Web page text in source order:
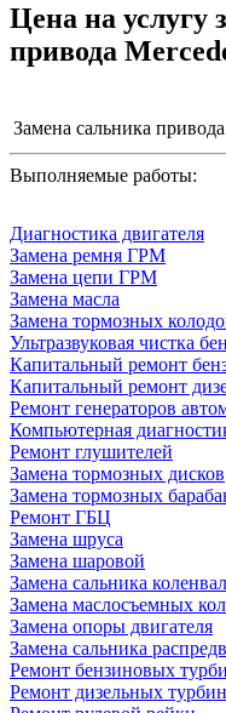
Цена на услугу
привода
Замена сальника привода
Выполняемые работы:
Диагностика двигателя
Замена ремня ГРМ
Замена цепи ГРМ
Замена масла
Замена тормозных
Ультразвуковая чистка
Капитальный ремонт
Капитальный ремонт
Ремонт генераторов
Компьютерная
Ремонт глушителей
Замена тормозных дисков
Замена тормозных
Ремонт ГБЦ
Замена шруса
Замена шаровой
Замена сальника
Замена маслосъемных
Замена опоры двигателя
Замена сальника
Ремонт бензиновых
Ремонт дизельных турбин